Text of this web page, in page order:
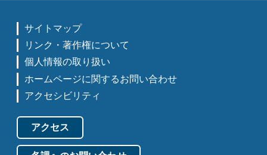
サイトマップ
リンク・著作権について
個人情報の取り扱い
ホームページに関するお問い合わせ
アクセシビリティ
アクセス